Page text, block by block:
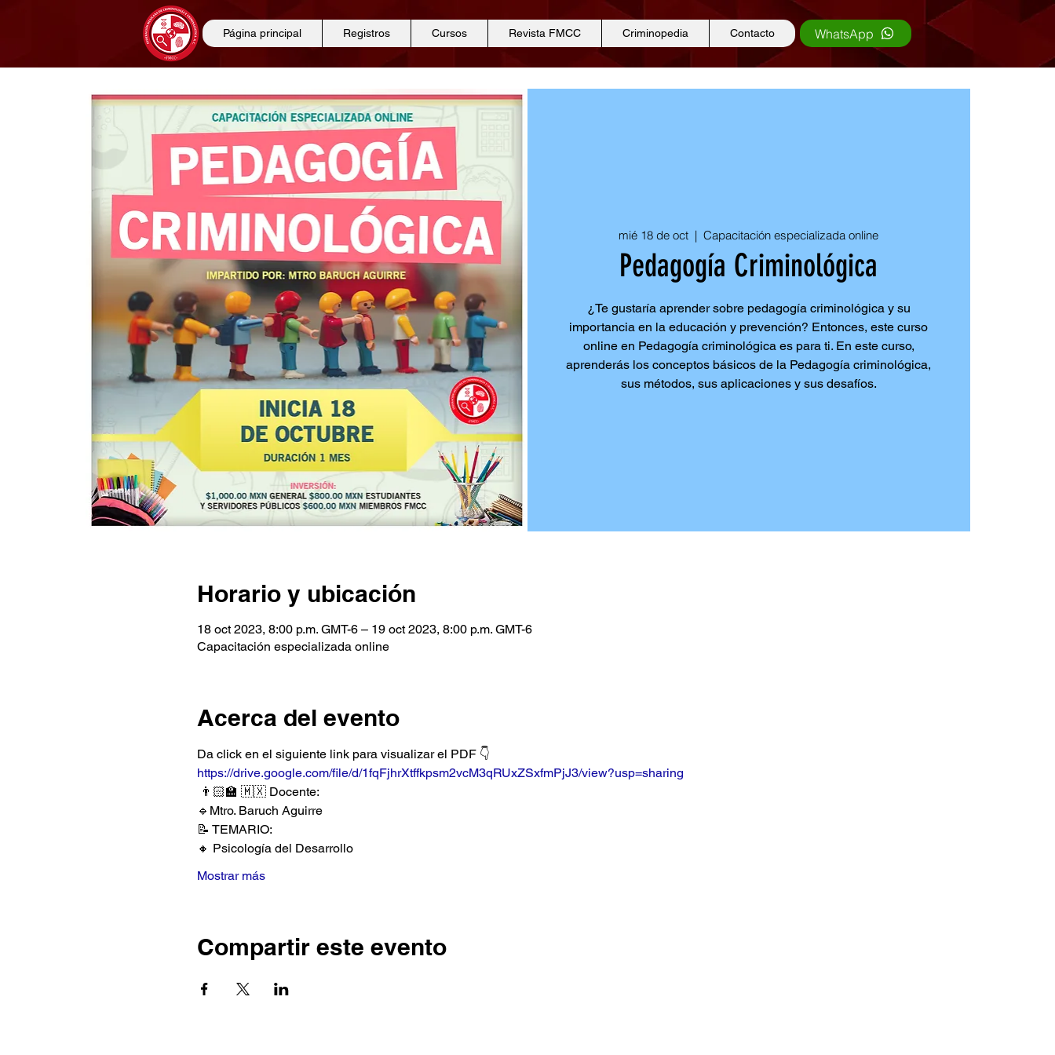
Página principal Registros Cursos Revista FMCC Criminopedia Contacto WhatsApp
mié 18 de oct
  |
Capacitación especializada online
Pedagogía Criminológica
¿Te gustaría aprender sobre pedagogía criminológica y su
importancia en la educación y prevención? Entonces, este curso
online en Pedagogía criminológica es para ti. En este curso,
aprenderás los conceptos básicos de la Pedagogía criminológica,
sus métodos, sus aplicaciones y sus desafíos.
Horario y ubicación
18 oct 2023, 8:00 p.m. GMT-6 – 19 oct 2023, 8:00 p.m. GMT-6
Capacitación especializada online
Acerca del evento
Da click en el siguiente link para visualizar el PDF 👇
https://drive.google.com/file/d/1fqFjhrXtffkpsm2vcM3qRUxZSxfmPjJ3/view?usp=sharing
👨🏻‍🏫 🇲🇽 Docente:
🔹Mtro. Baruch Aguirre
📝 TEMARIO:
🔸 Psicología del Desarrollo
Mostrar más
Compartir este evento